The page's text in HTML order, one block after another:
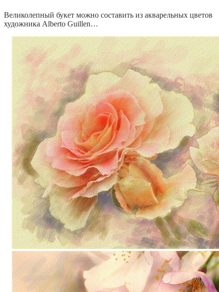
Великолепный букет можно составить из акварельных цветов
художника Alberto Guillen…